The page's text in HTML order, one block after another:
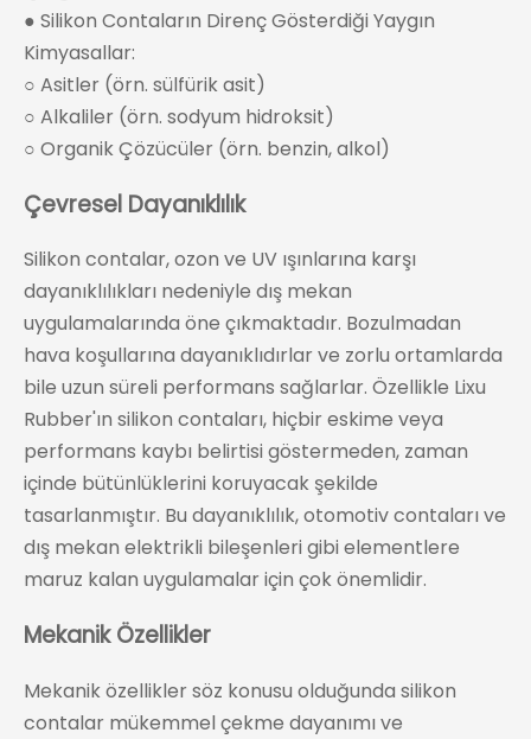
● Silikon Contaların Direnç Gösterdiği Yaygın
Kimyasallar:
○ Asitler (örn. sülfürik asit)
○ Alkaliler (örn. sodyum hidroksit)
○ Organik Çözücüler (örn. benzin, alkol)
Çevresel Dayanıklılık
Silikon contalar, ozon ve UV ışınlarına karşı
dayanıklılıkları nedeniyle dış mekan
uygulamalarında öne çıkmaktadır. Bozulmadan
hava koşullarına dayanıklıdırlar ve zorlu ortamlarda
bile uzun süreli performans sağlarlar. Özellikle Lixu
Rubber'ın silikon contaları, hiçbir eskime veya
performans kaybı belirtisi göstermeden, zaman
içinde bütünlüklerini koruyacak şekilde
tasarlanmıştır. Bu dayanıklılık, otomotiv contaları ve
dış mekan elektrikli bileşenleri gibi elementlere
maruz kalan uygulamalar için çok önemlidir.
Mekanik Özellikler
Mekanik özellikler söz konusu olduğunda silikon
contalar mükemmel çekme dayanımı ve